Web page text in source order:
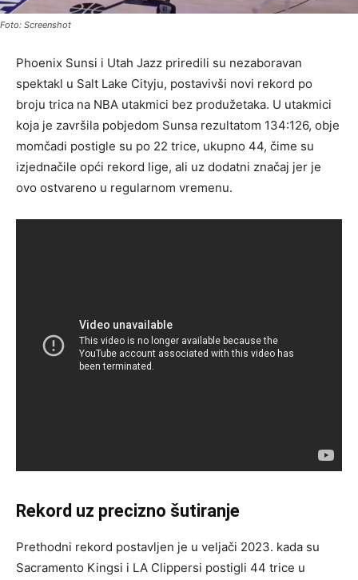
Foto: Screenshot
Phoenix Sunsi i Utah Jazz priredili su nezaboravan
spektakl u Salt Lake Cityju, postavivši novi rekord po
broju trica na NBA utakmici bez produžetaka. U utakmici
koja je završila pobjedom Sunsa rezultatom 134:126, obje
momčadi postigle su po 22 trice, ukupno 44, čime su
izjednačile opći rekord lige, ali uz dodatni značaj jer je
ovo ostvareno u regularnom vremenu.
Rekord uz precizno šutiranje
Prethodni rekord postavljen je u veljači 2023. kada su
Sacramento Kingsi i LA Clippersi postigli 44 trice u